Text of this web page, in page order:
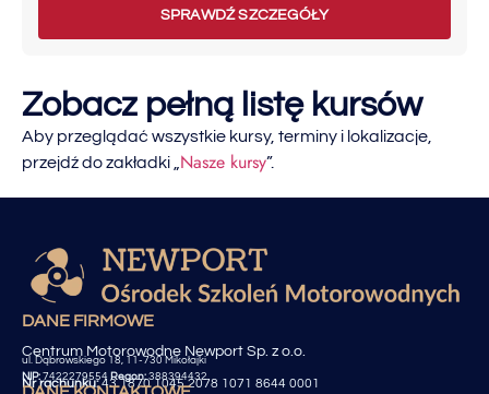
Zobacz pełną listę kursów
Aby przeglądać wszystkie kursy, terminy i lokalizacje,
przejdź do zakładki „ Nasze kursy”.
SPRAWDŹ SZCZEGÓŁY
DANE FIRMOWE
Centrum Motorowodne Newport Sp. z o.o.
ul. Dąbrowskiego 18, 11-730 Mikołajki
NIP: 7422279554 Regon: 388394432
Nr rachunku:43 1870 1045 2078 1071 8644 0001